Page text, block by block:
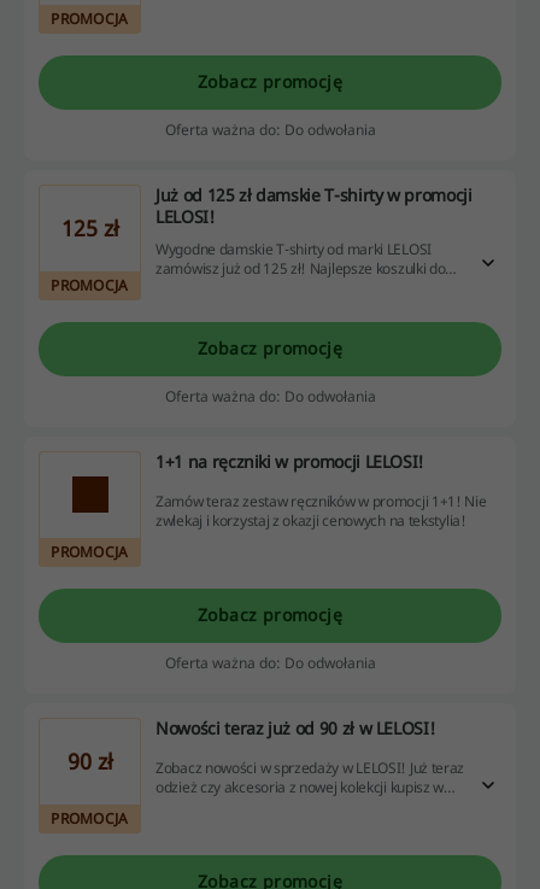
PROMOCJA
Zobacz promocję
Oferta ważna do: Do odwołania
125 zł
PROMOCJA
Już od 125 zł damskie T-shirty w promocji
LELOSI!
Wygodne damskie T-shirty od marki LELOSI
zamówisz już od 125 zł! Najlepsze koszulki do
Zobacz promocję
Oferta ważna do: Do odwołania
PROMOCJA
1+1 na ręczniki w promocji LELOSI!
Zamów teraz zestaw ręczników w promocji 1+1! Nie
zwlekaj i korzystaj z okazji cenowych na tekstylia!
Zobacz promocję
Oferta ważna do: Do odwołania
90 zł
PROMOCJA
Nowości teraz już od 90 zł w LELOSI!
Zobacz nowości w sprzedaży w LELOSI! Już teraz
odzież czy akcesoria z nowej kolekcji kupisz w
Zobacz promocję